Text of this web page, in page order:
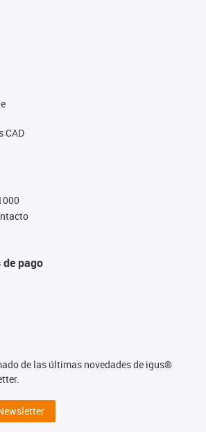
pago
CAD
de las últimas novedades de igus®